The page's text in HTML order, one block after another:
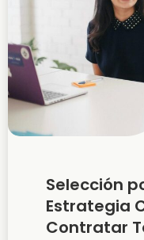
Selección
Estrategia
Contratar